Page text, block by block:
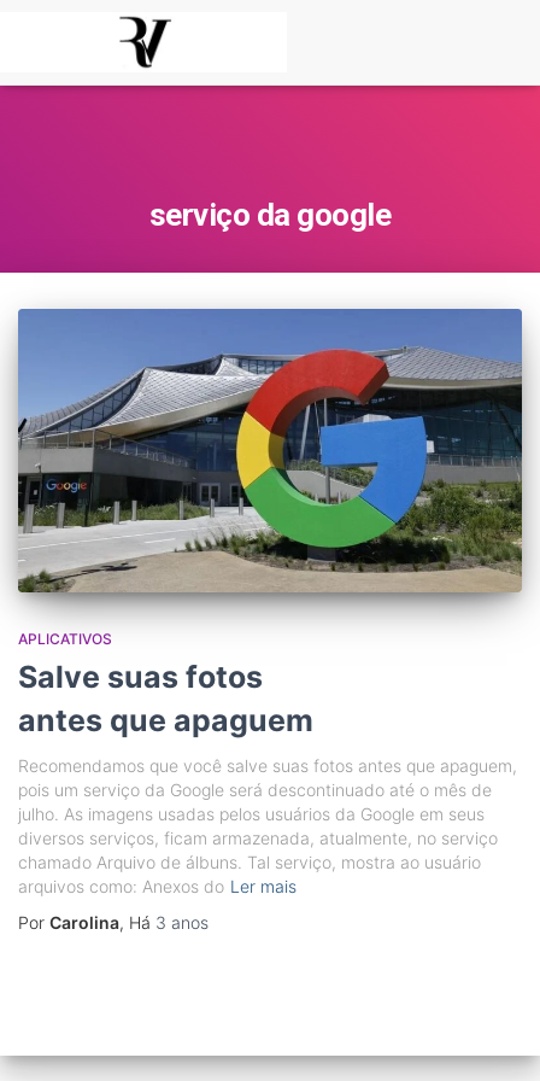
serviço da google
APLICATIVOS
Salve suas fotos
antes que apaguem
Recomendamos que você salve suas fotos antes que apaguem,
pois um serviço da Google será descontinuado até o mês de
julho. As imagens usadas pelos usuários da Google em seus
diversos serviços, ficam armazenada, atualmente, no serviço
chamado Arquivo de álbuns. Tal serviço, mostra ao usuário
arquivos como: Anexos do Ler mais
Por Carolina, Há 3 anos